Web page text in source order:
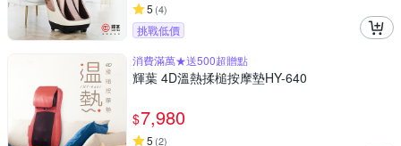
5 (4)
挑戰低價
消費滿萬★送500超贈點
輝葉 4D溫熱揉槌按摩墊HY-640
$7,980
5 (2)